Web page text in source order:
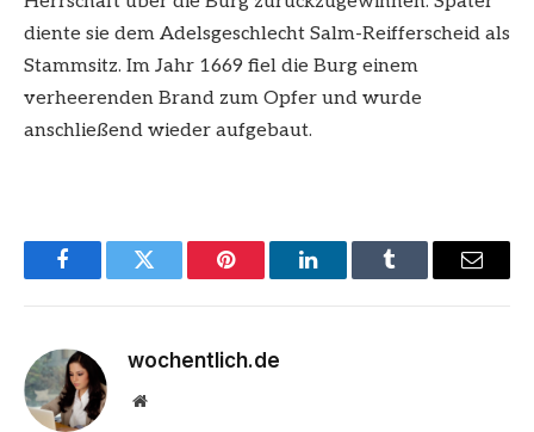
diente sie dem Adelsgeschlecht Salm-Reifferscheid als
Stammsitz. Im Jahr 1669 fiel die Burg einem
verheerenden Brand zum Opfer und wurde
anschließend wieder aufgebaut.
FacebookTwitter Pinterest LinkedInTumblr Email
wochentlich.de
Website